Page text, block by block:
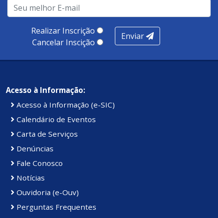
produtividade. Somados, todos as categorias totalizam
Kennedy.Realizar Inscrição
Cancelar Inscição
Enviar
Acesso à Informação:
Acesso à Informação (e-SIC)
Calendário de Eventos
Carta de Serviços
Denúncias
Fale Conosco
Notícias
Ouvidoria (e-Ouv)
Perguntas Frequentes